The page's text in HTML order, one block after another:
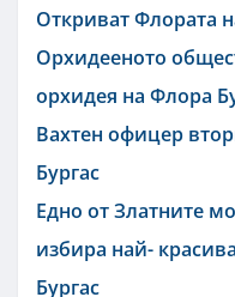
Откриват Флората
Орхидееното
орхидея на Флора
Вахтен офицер
Бургас
Едно от Златните
избира най-
Бургас